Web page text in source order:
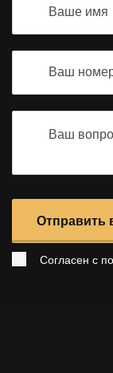
Отправить
Согласен с